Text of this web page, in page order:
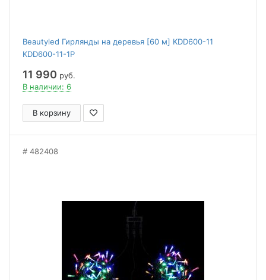
Beautyled Гирлянды на деревья [60 м] KDD600-11
KDD600-11-1P
11 990 руб.
В наличии: 6
В корзину
482408